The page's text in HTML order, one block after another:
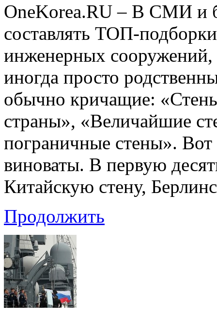
OneKorea.RU – В СМИ и
составлять ТОП-
инженерных сооружений,
иногда просто
обычно кричащие:
страны», «Величайшие
пограничные стены». Вот
виноваты. В первую
Китайскую стену,
Продолжить